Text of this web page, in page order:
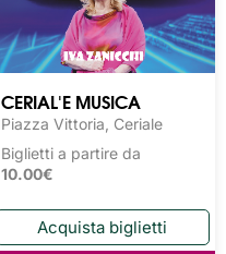
CERIAL'E MUSICA
Piazza Vittoria, Ceriale
Biglietti a partire da
10.00€